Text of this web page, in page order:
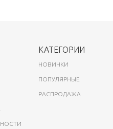
КАТЕГОРИИ
НОВИНКИ
ПОПУЛЯРНЫЕ
РАСПРОДАЖА